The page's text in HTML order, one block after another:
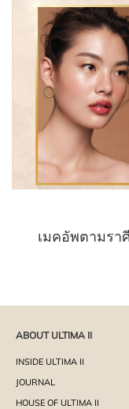
เมคอัพตามรา
ABOUT ULTIMA II
INSIDE ULTIMA II
JOURNAL
HOUSE OF ULTIMA II